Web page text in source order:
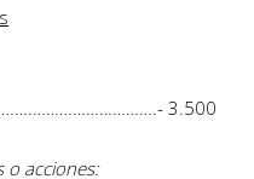
3.500
o acciones: